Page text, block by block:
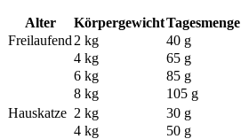
Alter KörpergewichtTagesmenge
Freilaufend 2 kg
40 g
4 kg
65 g
6 kg
85 g
8 kg
105 g
Hauskatze 2 kg
30 g
4 kg
50 g